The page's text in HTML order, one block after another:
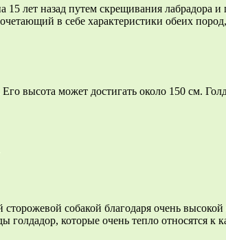
лет назад путем скрещивания лабрадора и
в себе характеристики обеих
высота может достигать около 150 см.
собакой благодаря очень
голдадор, которые очень тепло относятся